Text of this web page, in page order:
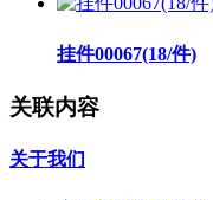
挂件00067(18/件)
关联内容
关于我们